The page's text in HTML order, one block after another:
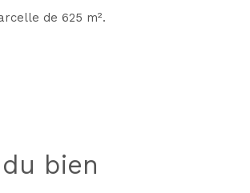
de 625 m².
bien